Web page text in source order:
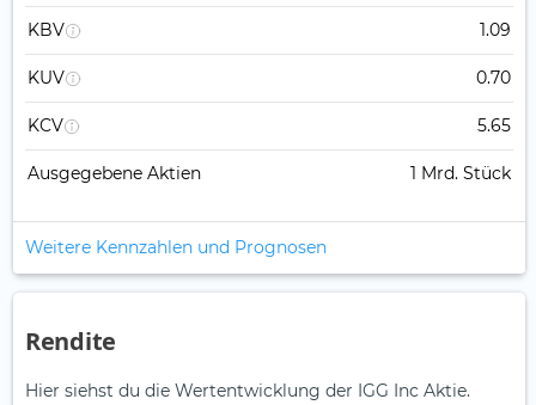
KBV 1.09
KUV 0.70
KCV 5.65
Ausgegebene Aktien 1 Mrd. Stück
Weitere Kennzahlen und Prognosen
Rendite
Hier siehst du die Wertentwicklung der IGG Inc Aktie.